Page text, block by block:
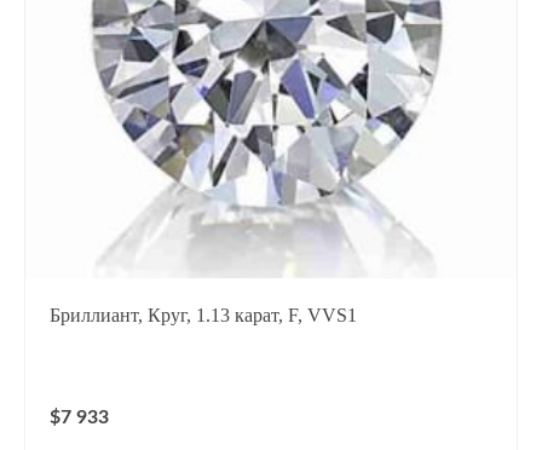
Бриллиант, Круг, 1.13 карат, F, VVS1
$7 933